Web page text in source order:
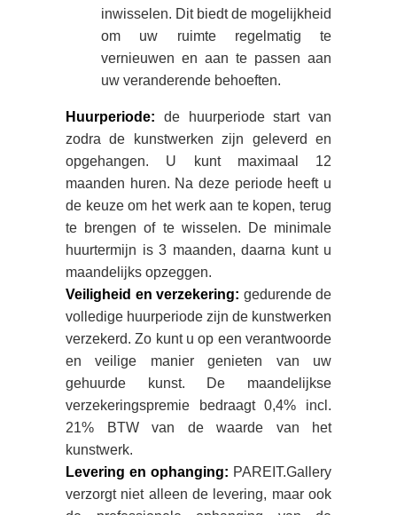
inwisselen. Dit biedt de mogelijkheid
om uw ruimte regelmatig te
vernieuwen en aan te passen aan
uw veranderende behoeften.
Huurperiode: de huurperiode start van
zodra de kunstwerken zijn geleverd en
opgehangen. U kunt maximaal 12
maanden huren. Na deze periode heeft u
de keuze om het werk aan te kopen, terug
te brengen of te wisselen. De minimale
huurtermijn is 3 maanden, daarna kunt u
maandelijks opzeggen.
Veiligheid en verzekering: gedurende de
volledige huurperiode zijn de kunstwerken
verzekerd. Zo kunt u op een verantwoorde
en veilige manier genieten van uw
gehuurde kunst. De maandelijkse
verzekeringspremie bedraagt 0,4% incl.
21% BTW van de waarde van het
kunstwerk.
Levering en ophanging: PAREIT.Gallery
verzorgt niet alleen de levering, maar ook